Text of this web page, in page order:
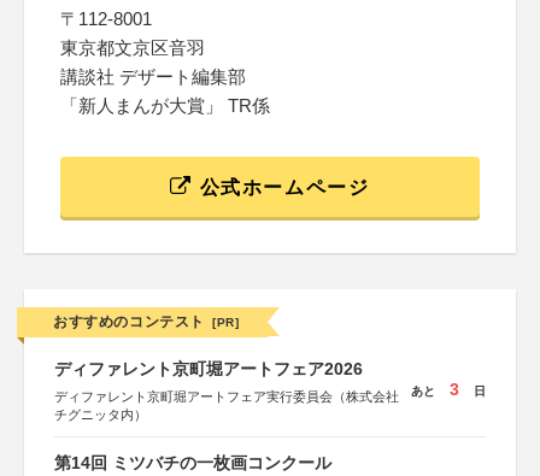
〒112-8001
東京都文京区音羽
講談社 デザート編集部
「新人まんが大賞」 TR係
公式ホームページ
おすすめのコンテスト [PR]
ディファレント京町堀アートフェア2026
ディファレント京町堀アートフェア実行委員会（株式会社
チグニッタ内）
あと 3 日
第14回 ミツバチの一枚画コンクール